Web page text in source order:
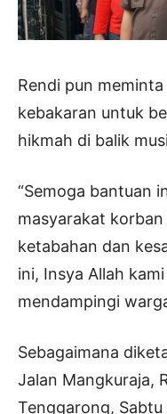
Rendi pun
kebakaran untuk
hikmah di balik
“Semoga bantuan
masyarakat
ketabahan dan
ini, Insya Allah
mendampingi
Sebagaimana
Jalan Mangkuraja,
Tenggarong,